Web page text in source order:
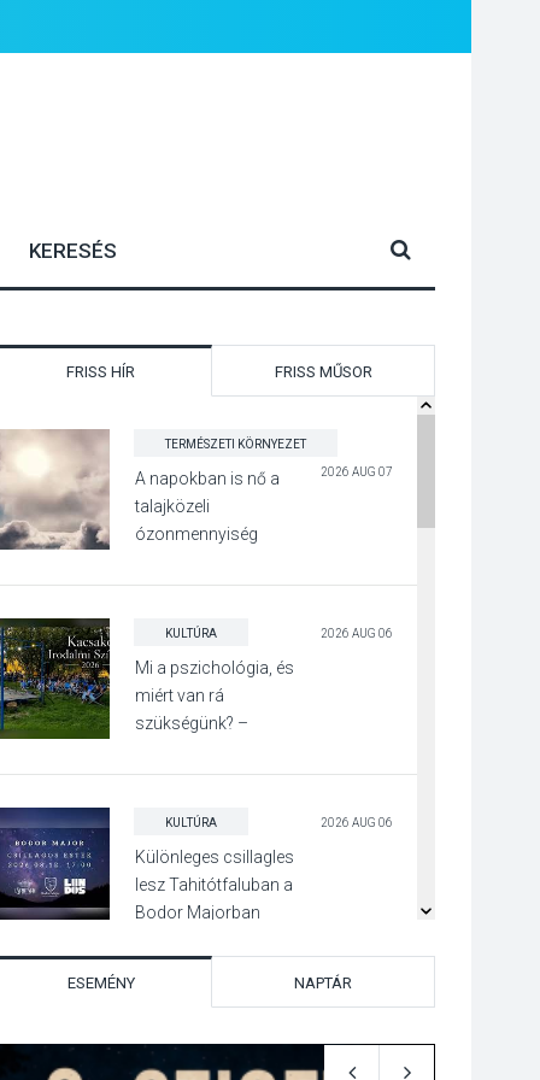
FRISS HÍR FRISS MŰSOR
TERMÉSZETI KÖRNYEZET
2026 AUG 07
A napokban is nő a
talajközeli
ózonmennyiség
KULTÚRA 2026 AUG 06
Mi a pszichológia, és
miért van rá
szükségünk? –
Irodalmi Színpadon
KULTÚRA 2026 AUG 06
Különleges csillagles
lesz Tahitótfaluban a
Bodor Majorban
KULTÚRA 2026 AUG 06
Színek, közösség és
hagyomány – kiállítás
ESEMÉNY NAPTÁR